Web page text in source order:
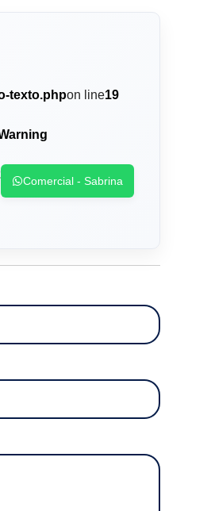
texto.phpon line19
Comercial - Sabrina